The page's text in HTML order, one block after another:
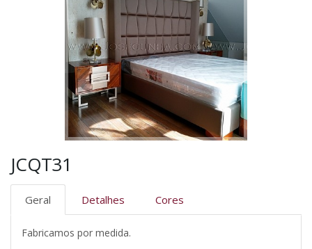
JCQT31
Geral Detalhes Cores
Fabricamos por medida.